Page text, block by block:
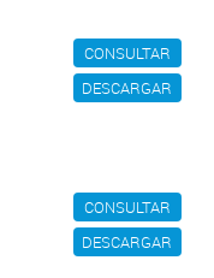
CONSULTAR
DESCARGAR
CONSULTAR
DESCARGAR